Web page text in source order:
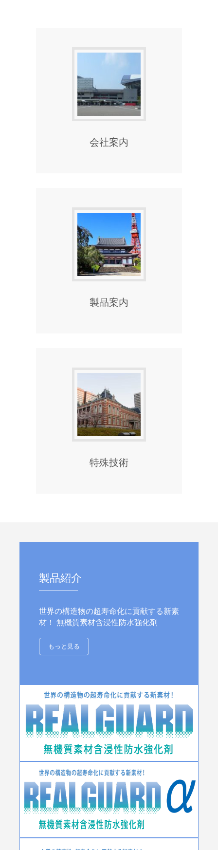
会社案内
製品案内
特殊技術
製品紹介
世界の構造物の超寿命化に貢献する新素
材！ 無機質素材含浸性防水強化剤
もっと見る